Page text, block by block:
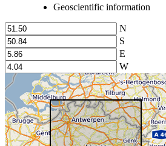
Geoscientific information
N
S
E
W